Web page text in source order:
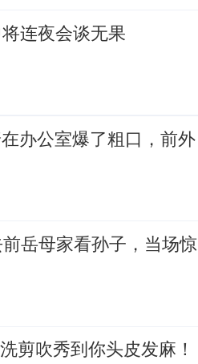
连夜会谈无果
办公室爆了粗口，前外
岳母家看孙子，当场惊
剪吹秀到你头皮发麻！